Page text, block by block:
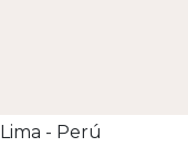
Lima - Perú